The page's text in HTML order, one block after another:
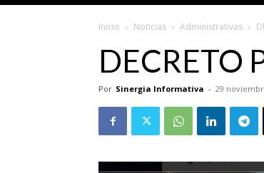
Inicio Noticias Administrativas
DECRETO
Por Sinergia Informativa - 29